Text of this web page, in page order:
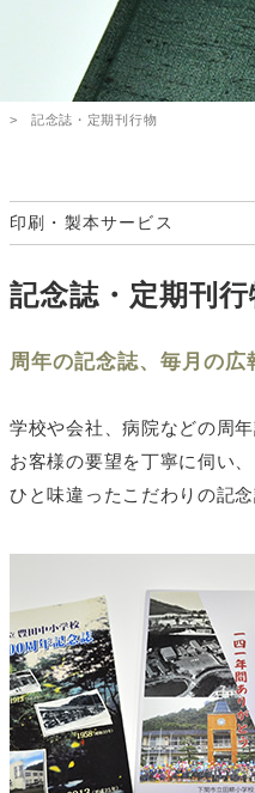
> 記念誌・定期刊行物
印刷・製本サービス
記念誌・定期刊行
周年の記念誌、毎月の広
学校や会社、病院などの周
お客様の要望を丁寧に伺い
ひと味違ったこだわりの記